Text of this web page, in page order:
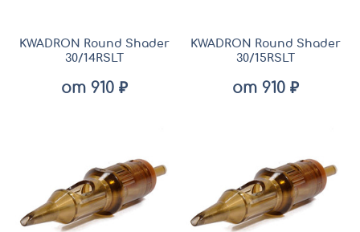
KWADRON Round Shader
30/14RSLT
от 910 ₽
KWADRON Round Shader
30/15RSLT
от 910 ₽